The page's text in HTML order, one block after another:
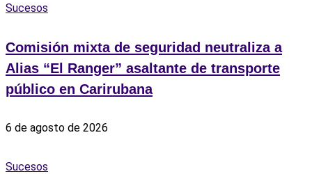
Sucesos
Comisión mixta de seguridad neutraliza a
Alias “El Ranger” asaltante de transporte
público en Carirubana
6 de agosto de 2026
Sucesos